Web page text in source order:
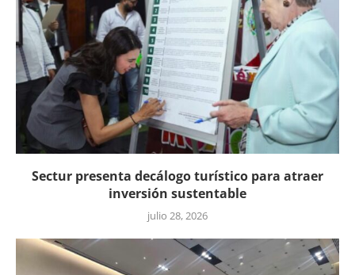
Sectur presenta decálogo turístico para atraer
inversión sustentable
julio 28, 2026